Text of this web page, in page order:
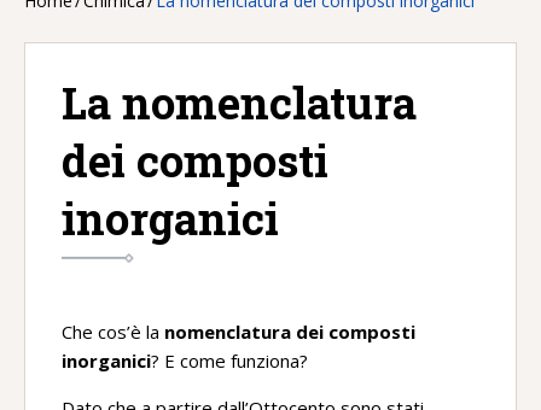
La nomenclatura
dei composti
inorganici
Che cos’è la nomenclatura dei composti
inorganici? E come funziona?